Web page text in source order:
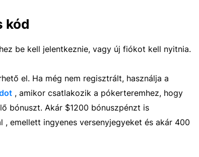
kód
be kell jelentkeznie, vagy új fiókot kell nyitnia.
el. Ha még nem regisztrált, használja a
, amikor csatlakozik a pókerteremhez, hogy
bónuszt. Akár $1200 bónuszpénzt is
, emellett ingyenes versenyjegyeket és akár 400